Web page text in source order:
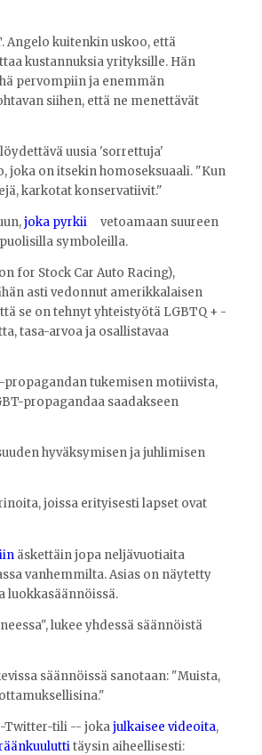
Angelo kuitenkin uskoo, että
kustannuksia yrityksille. Hän
pervompiin ja enemmän
siihen, että ne menettävät
uusia 'sorrettuja'
joka on itsekin homoseksuaali. "Kun
karkotat konservatiivit."
joka pyrkii vetoamaan suureen
symboleilla.
for Stock Car Auto Racing),
asti vedonnut amerikkalaisen
se on tehnyt yhteistyötä LGBTQ + -
tasa-arvoa ja osallistavaa
propagandan tukemisen motiivista,
propagandaa saadakseen
hyväksymisen ja juhlimisen
joissa erityisesti lapset ovat
äskettäin jopa neljävuotiaita
vanhemmilta. Asias on näytetty
luokkasäännöissä.
lukee yhdessä säännöistä
säännöissä sanotaan: "Muista,
Twitter-tili -- jokajulkaisee videoita,
täysin aiheellisesti: